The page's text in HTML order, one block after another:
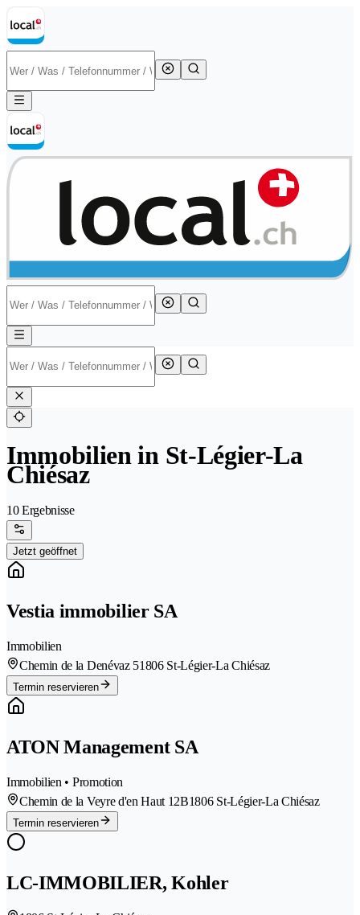
Immobilien in St-Légier-La
Chiésaz
10 Ergebnisse
Jetzt geöffnet
Vestia immobilier SA
Immobilien
Chemin de la Denévaz 51806 St-Légier-La Chiésaz
Termin reservieren
ATON Management SA
Immobilien • Promotion
Chemin de la Veyre d'en Haut 12B1806 St-Légier-La Chiésaz
Termin reservieren
LC-IMMOBILIER, Kohler